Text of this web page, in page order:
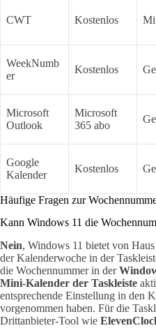
CWT Kostenlos
WeekNumb
er
Kostenlos
Microsoft
Outlook
Microsoft
365 abo
Google
Kalender
Kostenlos
Häufige Fragen zur
Kann Windows 11 die
Nein, Windows 11 bietet von
der Kalenderwoche in der
die Wochennummer in der
Mini-Kalender der Taskleiste
entsprechende Einstellung in den
vorgenommen haben. Für die
Drittanbieter-Tool wie